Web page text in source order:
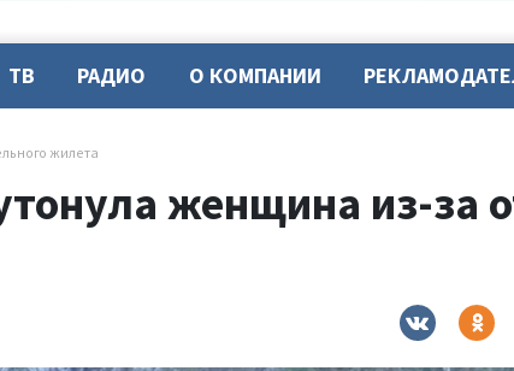
ТВ РАДИО О КОМПАНИИ
жилета
женщина из-за